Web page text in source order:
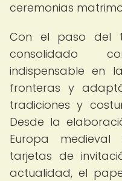
ceremonias
Con el paso del
consolidado
indispensable en
fronteras y
tradiciones y
Desde la
Europa
tarjetas de
actualidad, el